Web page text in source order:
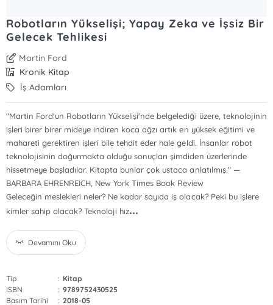
Robotların Yükselişi; Yapay Zeka ve İşsiz Bir
Gelecek Tehlikesi
Martin Ford
Kronik Kitap
İş Adamları
"Martin Ford'un Robotların Yükselişi'nde belgelediği üzere, teknolojinin
işleri birer birer mideye indiren koca ağzı artık en yüksek eğitimi ve
mahareti gerektiren işleri bile tehdit eder hale geldi. İnsanlar robot
teknolojisinin doğurmakta olduğu sonuçları şimdiden üzerlerinde
hissetmeye başladılar. Kitapta bunlar çok ustaca anlatılmış." —
BARBARA EHRENREICH, New York Times Book Review
Geleceğin meslekleri neler? Ne kadar sayıda iş olacak? Peki bu işlere
kimler sahip olacak? Teknoloji hız...
Devamını Oku
Tip : Kitap
ISBN
: 9789752430525
Basım Tarihi
: 2018-05